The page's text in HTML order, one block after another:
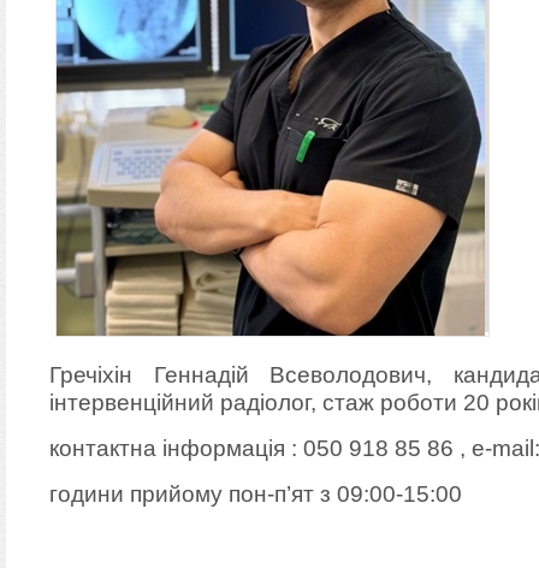
Гречіхін Геннадій Всеволодович,
інтервенційний радіолог, стаж роботи 20
контактна інформація : 050 918 85 86 , e-
години прийому пон-п’ят з 09:00-15:00